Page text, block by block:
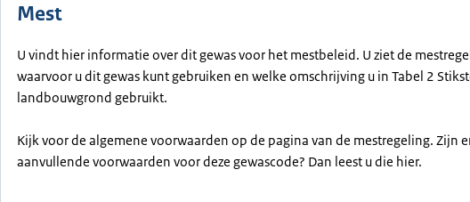
Mest
U vindt hier informatie over dit gewas voor het mestbeleid. U ziet de
waarvoor u dit gewas kunt gebruiken en welke omschrijving u in Tabel 2
landbouwgrond gebruikt.
Kijk voor de algemene voorwaarden op de pagina van de mestregeling. Zijn
aanvullende voorwaarden voor deze gewascode? Dan leest u die hier.